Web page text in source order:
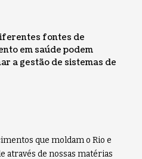
fontes de
em saúde podem
a gestão de sistemas de
que moldam o Rio e
através de nossas matérias